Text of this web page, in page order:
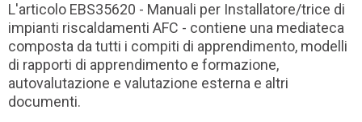
L'articolo EBS35620 - Manuali per Installatore/trice di
impianti riscaldamenti AFC - contiene una mediateca
composta da tutti i compiti di apprendimento, modelli
di rapporti di apprendimento e formazione,
autovalutazione e valutazione esterna e altri
documenti.